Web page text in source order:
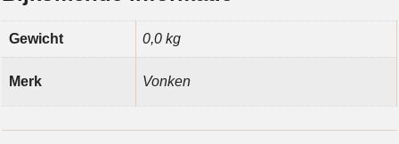
Gewicht 0,0 kg
Merk Vonken